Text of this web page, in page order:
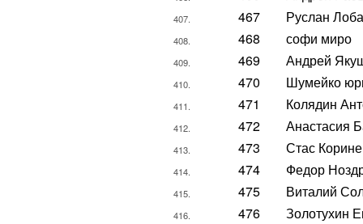
407. 467 Руслан
408. 468 софи миро
409. 469 Андрей
410. 470 Шумейко
411. 471 Колядин
412. 472 Анастасия
413. 473 Стас
414. 474 Федор
415. 475 Виталий
416. 476 Золотухин